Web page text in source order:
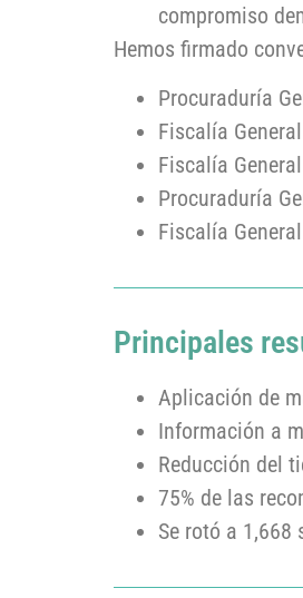
compromiso
Hemos firmado
Procuraduría
Fiscalía
Fiscalía
Procuraduría
Fiscalía
Principales
Aplicación de
Información a
Reducción del
75% de las
Se rotó a